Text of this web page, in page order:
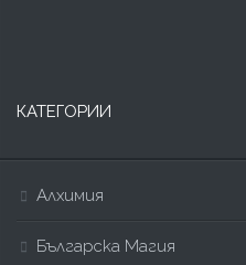
КАТЕГОРИИ
Алхимия
Българска Магия